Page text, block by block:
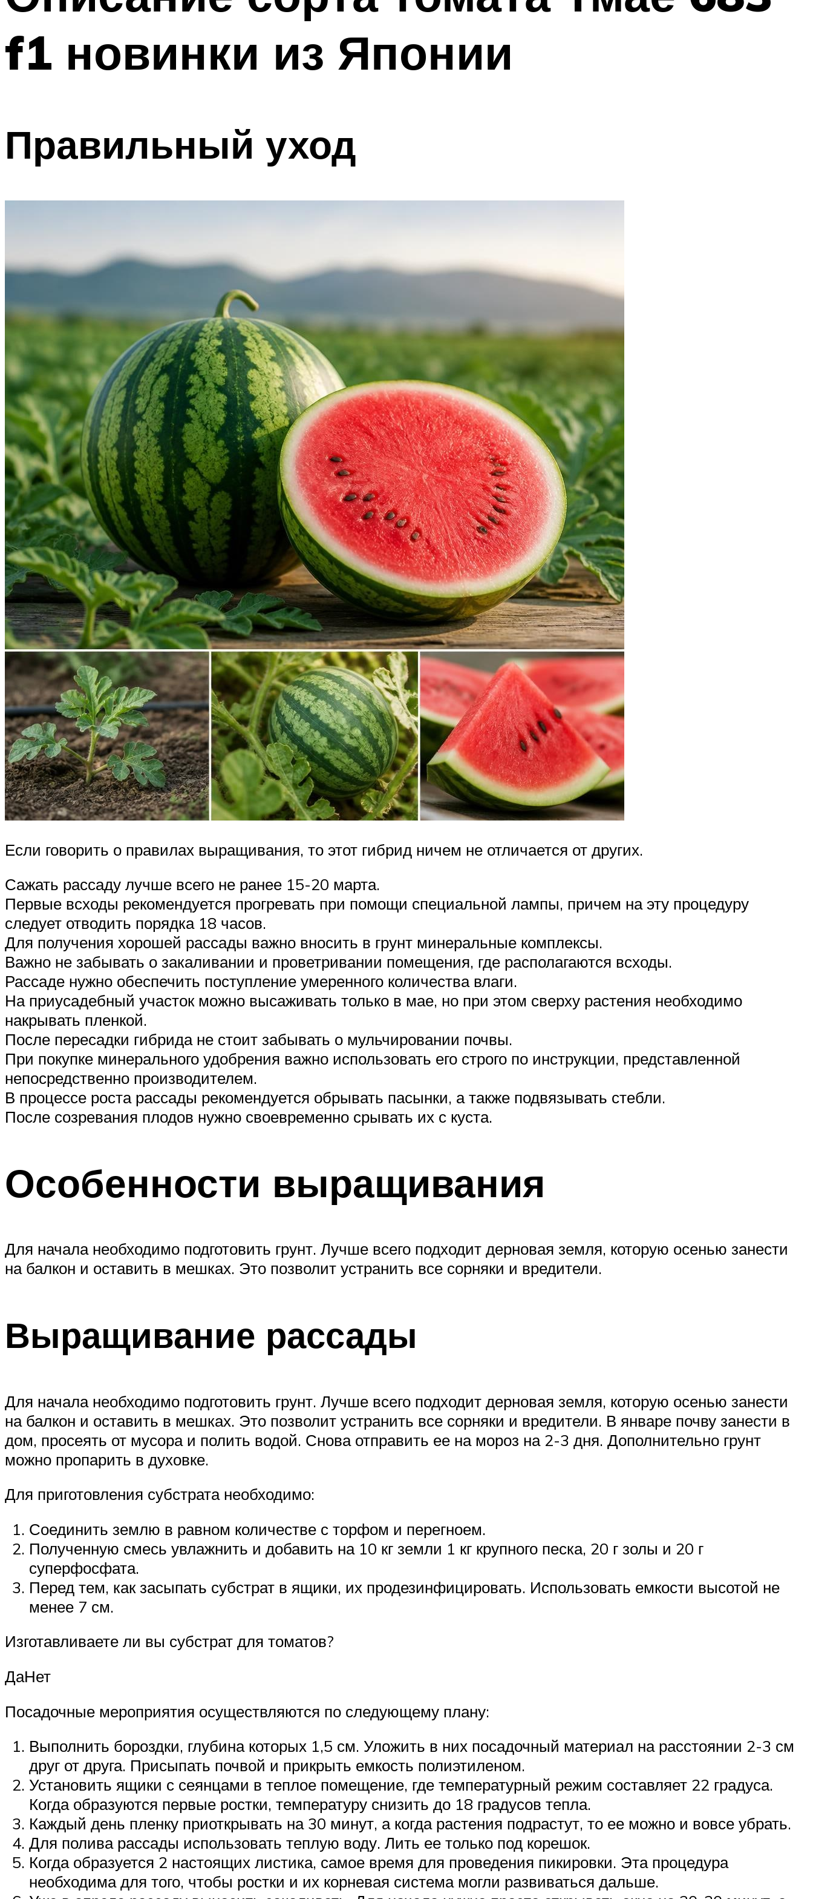
f1 новинки из Японии
Правильный уход
Если говорить о правилах выращивания, то этот гибрид ничем не отличается от других.
Сажать рассаду лучше всего не ранее 15-20 марта.
Первые всходы рекомендуется прогревать при помощи специальной лампы, причем на эту процедуру
следует отводить порядка 18 часов.
Для получения хорошей рассады важно вносить в грунт минеральные комплексы.
Важно не забывать о закаливании и проветривании помещения, где располагаются всходы.
Рассаде нужно обеспечить поступление умеренного количества влаги.
На приусадебный участок можно высаживать только в мае, но при этом сверху растения необходимо
накрывать пленкой.
После пересадки гибрида не стоит забывать о мульчировании почвы.
При покупке минерального удобрения важно использовать его строго по инструкции, представленной
непосредственно производителем.
В процессе роста рассады рекомендуется обрывать пасынки, а также подвязывать стебли.
После созревания плодов нужно своевременно срывать их с куста.
Особенности выращивания
Для начала необходимо подготовить грунт. Лучше всего подходит дерновая земля, которую осенью занести
на балкон и оставить в мешках. Это позволит устранить все сорняки и вредители.
Выращивание рассады
Для начала необходимо подготовить грунт. Лучше всего подходит дерновая земля, которую осенью занести
на балкон и оставить в мешках. Это позволит устранить все сорняки и вредители. В январе почву занести в
дом, просеять от мусора и полить водой. Снова отправить ее на мороз на 2-3 дня. Дополнительно грунт
можно пропарить в духовке.
Для приготовления субстрата необходимо:
Соединить землю в равном количестве с торфом и перегноем.
Полученную смесь увлажнить и добавить на 10 кг земли 1 кг крупного песка, 20 г золы и 20 г
суперфосфата.
Перед тем, как засыпать субстрат в ящики, их продезинфицировать. Использовать емкости высотой не
менее 7 см.
Изготавливаете ли вы субстрат для томатов?
ДаНет
Посадочные мероприятия осуществляются по следующему плану:
Выполнить бороздки, глубина которых 1,5 см. Уложить в них посадочный материал на расстоянии 2-3 см
друг от друга. Присыпать почвой и прикрыть емкость полиэтиленом.
Установить ящики с сеянцами в теплое помещение, где температурный режим составляет 22 градуса.
Когда образуются первые ростки, температуру снизить до 18 градусов тепла.
Каждый день пленку приоткрывать на 30 минут, а когда растения подрастут, то ее можно и вовсе убрать.
Для полива рассады использовать теплую воду. Лить ее только под корешок.
Когда образуется 2 настоящих листика, самое время для проведения пикировки. Эта процедура
необходима для того, чтобы ростки и их корневая система могли развиваться дальше.